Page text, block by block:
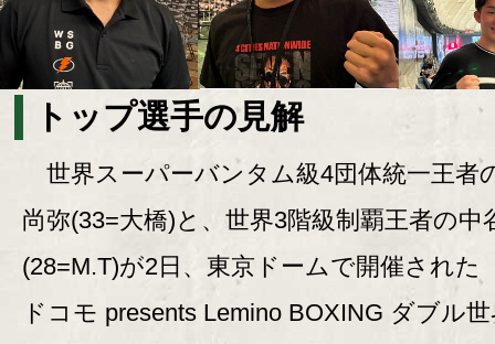
トップ選手の見解
世界スーパーバンタム級4団体統一王者
尚弥(33=大橋)と、世界3階級制覇王者の中
(28=M.T)が2日、東京ドームで開催された
ドコモ presents Lemino BOXING ダブル